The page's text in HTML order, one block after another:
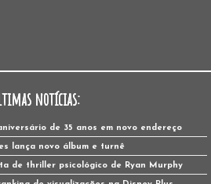
notícias:
de 35 anos em novo endereço
lança novo álbum e turnê
de thriller psicológico de Ryan Murphy